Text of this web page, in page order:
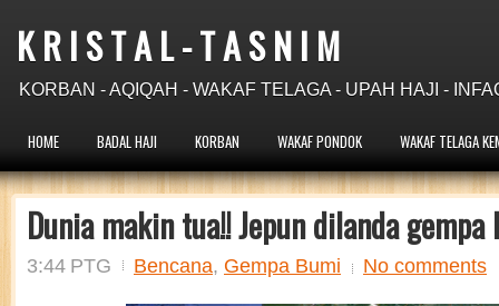
K R I S T A L - T A S N I M
KORBAN - AQIQAH - WAKAF TELAGA - UPAH HAJI -
HOME BADAL HAJI KORBAN WAKAF PONDOK WAKAF TELAGA
Dunia makin tua!! Jepun dilanda gempa
3:44 PTG Bencana, Gempa Bumi No comments